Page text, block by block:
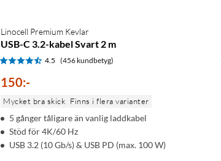
Linocell Premium Kevlar
USB-C 3.2-kabel Svart 2 m
4.5 (456 kundbetyg)
150:-
Mycket bra skick Finns i flera varianter
5 gånger tåligare än vanlig laddkabel
Stöd för 4K/60 Hz
USB 3.2 (10 Gb/s) & USB PD (max. 100 W)